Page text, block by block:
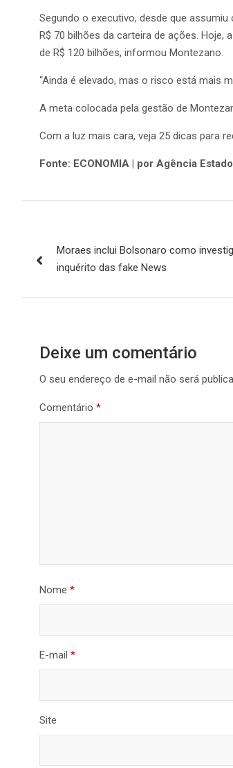
Segundo o executivo, desde que
R$ 70 bilhões da carteira de ações. Hoje,
de R$ 120 bilhões, informou Montezano.
“Ainda é elevado, mas o risco está mais
A meta colocada pela gestão de
Com a luz mais cara, veja 25 dicas para
Fonte: ECONOMIA | por Agência
de
Post
Moraes inclui Bolsonaro como
inquérito das fake News
Deixe um comentário
O seu endereço de e-mail não será
Comentário *
Nome *
E-mail *
Site